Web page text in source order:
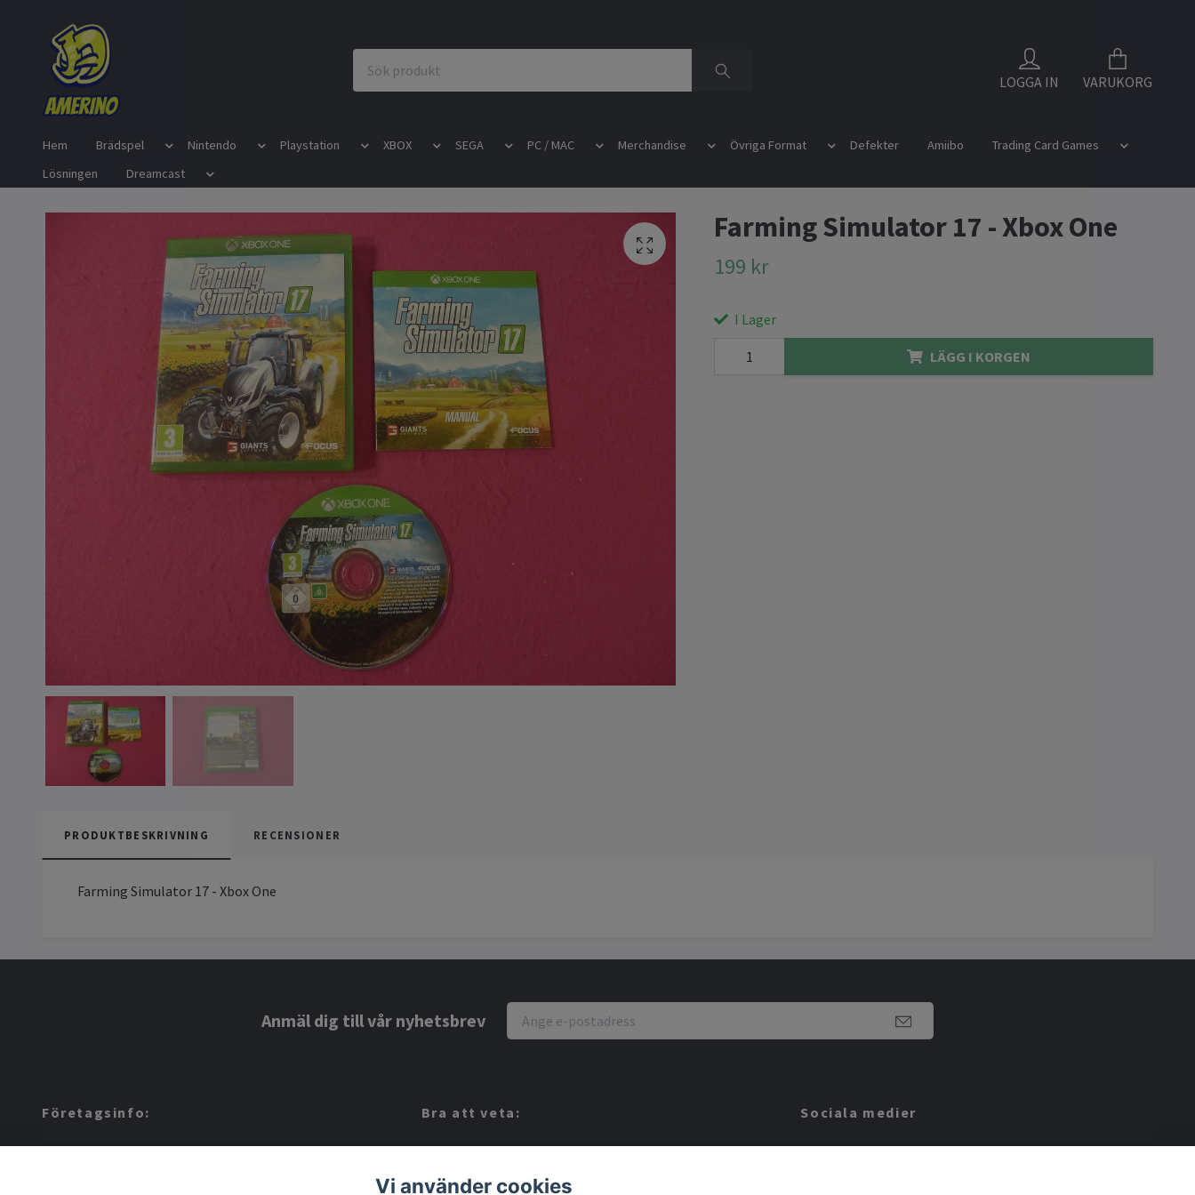
LOGGA IN VARUKORG
Hem Brädspel Nintendo Playstation XBOX SEGA PC / MAC Merchandise Övriga Format Defekter Amiibo
Trading Card Games
Lösningen
Dreamcast
Farming Simulator 17 - Xbox One
199 kr
I Lager
LÄGG I KORGEN
PRODUKTBESKRIVNING RECENSIONER
Farming Simulator 17 - Xbox One
Anmäl dig till vår nyhetsbrev
Företagsinfo: Bra att veta:
Köpvillkor
Sociala medier
Vi använder cookies